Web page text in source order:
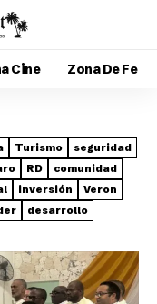
Cine Zona De Fe
Turismo
seguridad
RD
comunidad
inversión
Veron
desarrollo